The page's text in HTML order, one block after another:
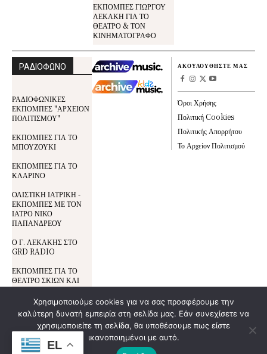
ΕΚΠΟΜΠΕΣ ΓΙΩΡΓΟΥ
ΛΕΚΑΚΗ ΓΙΑ ΤΟ
ΘΕΑΤΡΟ & ΤΟΝ
ΚΙΝΗΜΑΤΟΓΡΑΦΟ
ΡΑΔΙΟΦΩΝΟ
ΡΑΔΙΟΦΩΝΙΚΕΣ
ΕΚΠΟΜΠΕΣ "ΑΡΧΕΙΟΝ
ΠΟΛΙΤΙΣΜΟΥ"
ΕΚΠΟΜΠΕΣ ΓΙΑ ΤΟ
ΜΠΟΥΖΟΥΚΙ
ΕΚΠΟΜΠΕΣ ΓΙΑ ΤΟ
ΚΛΑΡΙΝΟ
ΟΛΙΣΤΙΚΗ ΙΑΤΡΙΚΗ -
ΕΚΠΟΜΠΕΣ ΜΕ ΤΟΝ
ΙΑΤΡΟ ΝΙΚΟ
ΠΑΠΑΝΔΡΕΟΥ
Ο Γ. ΛΕΚΑΚΗΣ ΣΤΟ
GRD RADIO
ΕΚΠΟΜΠΕΣ ΓΙΑ ΤΟ
ΘΕΑΤΡΟ ΣΚΙΩΝ ΚΑΙ
ΤΟΝ ΚΑΡΑΓΚΙΟΖΗ
ΑΚΟΥΛΟΥΘΗΣΤΕ ΜΑΣ
Όροι Χρήσης
Πολιτική Cookies
Πολιτικής Απορρήτου
Το Αρχείον Πολιτισμού
© All Rights Reserved | Development By
DoSmart.gr| Supported By
Entertainment
Όροι Χρήσης
Προστασία Δεδομένων
EL
Χρησιμοποιούμε cookies για να σας προσφέρουμε την
καλύτερη δυνατή εμπειρία στη σελίδα μας. Εάν συνεχίσετε να
χρησιμοποιείτε τη σελίδα, θα υποθέσουμε πως είστε
ικανοποιημένοι με αυτό.